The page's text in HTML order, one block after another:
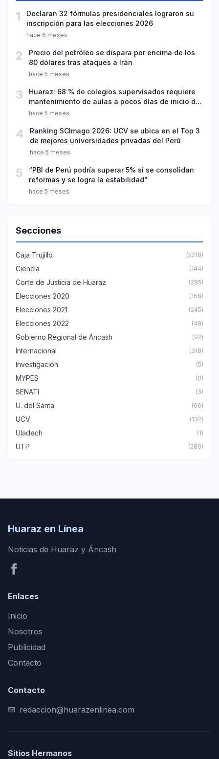
1
Declaran 32 fórmulas presidenciales lograron su
inscripción para las elecciones 2026
hace 6 meses
2
Precio del petróleo se dispara por encima de los
80 dólares tras ataques a Irán
hace 5 meses
3
Huaraz: 68 % de colegios supervisados requiere
mantenimiento de aulas a pocos días de inicio del
año escolar 2026
hace 5 meses
4
Ranking SCImago 2026: UCV se ubica en el Top 3
de mejores universidades privadas del Perú
hace 5 meses
5
“PBI de Perú podría superar 5% si se consolidan
reformas y se logra la estabilidad”
hace 5 meses
Secciones
Caja Trujillo (5218)
Ciencia (144)
Corte de Justicia de Huaraz (285)
Elecciones 2020 (168)
Elecciones 2021 (245)
Elecciones 2022 (48)
Gobierno Regional de Áncash (92)
Internacional (318)
Investigación (5)
MYPES (0)
SENATI (3)
U. del Santa (66)
UCV (132)
Uladech (1)
UTP (289)
Huaraz en Línea
Noticias de Huaraz y Áncash
Enlaces
Inicio
Nosotros
Publicidad
Contacto
Contacto
redaccion@huarazenlinea.com
Sitios Hermanos